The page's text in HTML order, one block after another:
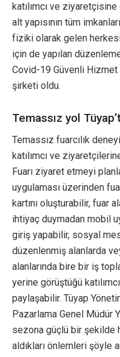
katılımcı ve
alt yapısının tüm
fiziki olarak gelen
için de yapılan
Covid-19 Güvenli
şirketi oldu.
Temassız yol
Temassız fuarcılık
katılımcı ve
Fuarı ziyaret etmeyi
uygulaması üzerinden
kartını oluşturabilir, fuar
ihtiyaç duymadan mobil
giriş yapabilir, sosyal
düzenlenmiş alanlarda
alanlarında bire bir iş
yerine görüştüğü
paylaşabilir. Tüyap
Pazarlama Genel Müdür
sezona güçlü bir şekilde
aldıkları önlemleri şöyle